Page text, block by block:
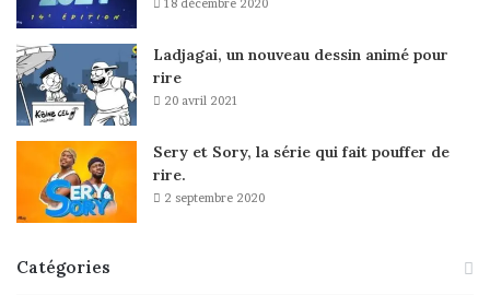
18 décembre 2020
Ladjagai, un nouveau dessin animé pour
rire
20 avril 2021
Sery et Sory, la série qui fait pouffer de
rire.
2 septembre 2020
Catégories